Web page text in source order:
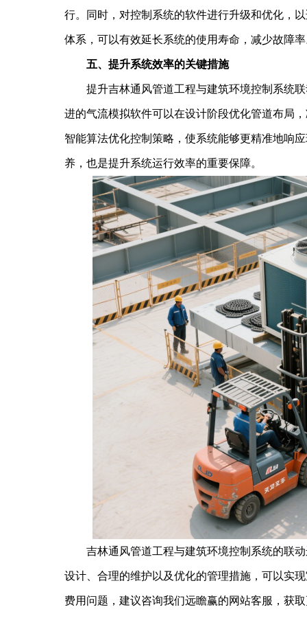
行。同时，对控制系统的软件进行升级和优化，
体系，可以有效延长系统的使用寿命，减少故障
五、提升系统效率的关键措施
提升吉林通风管道工程与建筑环境控制系统联
进的气流模拟软件可以在设计阶段优化管道布局
智能算法优化控制策略，使系统能够更精准地响
养，也是提升系统运行效率的重要保障。
吉林通风管道工程与建筑环境控制系统的联动
设计、合理的维护以及优化的管理措施，可以实
费用问题，建议咨询我们远瞻赢的网站客服，获